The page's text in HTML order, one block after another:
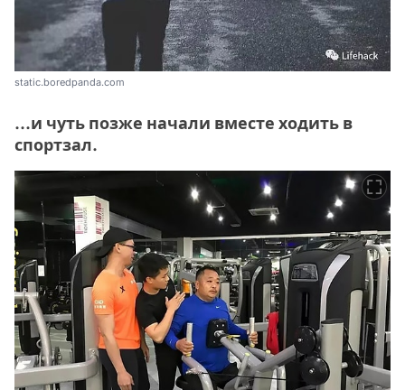
static.boredpanda.com
...и чуть позже начали вместе ходить в
спортзал.